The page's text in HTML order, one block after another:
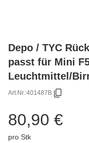
Depo / TYC
passt für Mini
Leuchtmittel/
Art.Nr.:401487B
80,90 €
pro Stk